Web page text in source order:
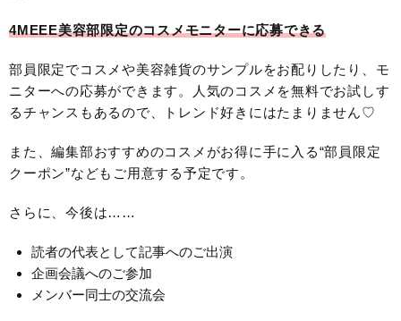
4MEEE美容部限定のコスメモニターに応募できる
部員限定でコスメや美容雑貨のサンプルをお配りしたり、モ
ニターへの応募ができます。人気のコスメを無料でお試しす
るチャンスもあるので、トレンド好きにはたまりません♡
また、編集部おすすめのコスメがお得に手に入る“部員限定
クーポン”などもご用意する予定です。
さらに、今後は……
読者の代表として記事へのご出演
企画会議へのご参加
メンバー同士の交流会